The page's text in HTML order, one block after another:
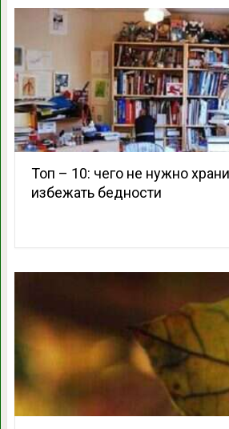
Топ – 10: чего не нужно
избежать бедности